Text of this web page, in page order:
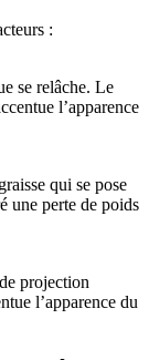
:
se relâche. Le
l’apparence
qui se pose
une perte de poids
projection
l’apparence du